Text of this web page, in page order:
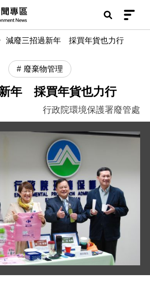
聞專區
減廢三招過新年 採買年貨也力行
廢棄物管理
年 採買年貨也力行
行政院環境保護署廢管處